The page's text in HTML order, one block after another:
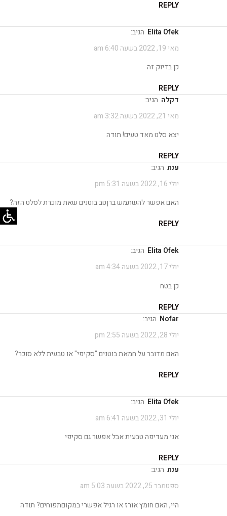
REPLY
Elita Ofek
הגיב:
מאי 19, 2022 בשעה 6:40 am
כן בדיוק זה
REPLY
דקלה הגיב:
מאי 21, 2022 בשעה 3:32 am
יצא סלט מאד טעים! תודה
REPLY
ענת הגיב:
יולי 16, 2022 בשעה 5:31 pm
האם אפשר להשתמש ברןטב בוטנים שאת מוכרת לסלט הזה?
REPLY
Elita Ofek
הגיב:
יולי 17, 2022 בשעה 4:34 am
כן בטח
REPLY
nofar
הגיב:
יולי 28, 2022 בשעה 2:55 pm
האם מדובר על חמאת בוטנים "סקיפי" או טבעית ללא סוכר?
REPLY
Elita Ofek
הגיב:
יולי 31, 2022 בשעה 6:41 am
אני מעדיפה טבעית אבל אפשר גם סקיפי
REPLY
ענת הגיב:
ספטמבר 25, 2022 בשעה 5:03 am
היי, האם חומץ אורז או רגיל אפשרי במקוםתפוחים? תודה